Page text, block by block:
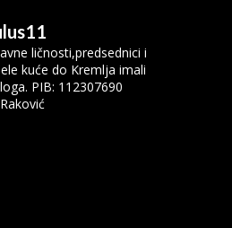
ličnosti,predsednici i
kuće do Kremlja imali
PIB: 112307690